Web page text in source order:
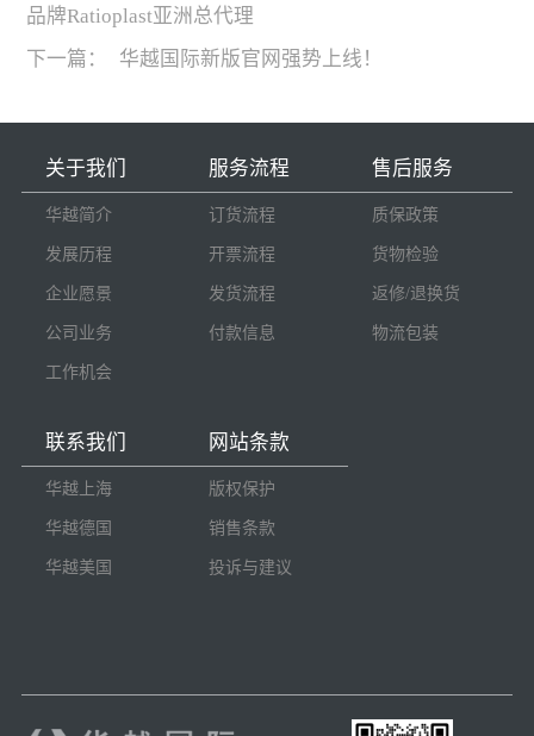
品牌Ratioplast亚洲总代理
下一篇：
华越国际新版官网强势上线！
关于我们
华越简介
发展历程
企业愿景
公司业务
工作机会
服务流程
订货流程
开票流程
发货流程
付款信息
售后服务
质保政策
货物检验
返修/退换货
物流包装
联系我们
华越上海
华越德国
华越美国
网站条款
版权保护
销售条款
投诉与建议